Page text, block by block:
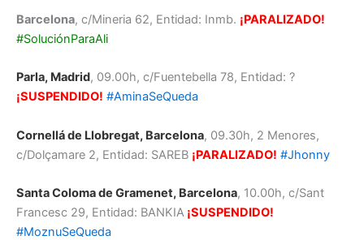
Barcelona, c/Mineria 62, Entidad: Inmb. ¡PARALIZADO!
#SoluciónParaAli
Parla, Madrid, 09.00h, c/Fuentebella 78, Entidad: ?
¡SUSPENDIDO! #AminaSeQueda
Cornellá de Llobregat, Barcelona, 09.30h, 2 Menores,
c/Dolçamare 2, Entidad: SAREB ¡PARALIZADO! #Jhonny
Santa Coloma de Gramenet, Barcelona, 10.00h, c/Sant
Francesc 29, Entidad: BANKIA ¡SUSPENDIDO!
#MoznuSeQueda